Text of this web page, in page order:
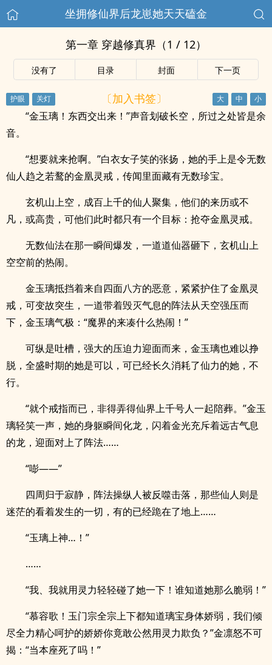
坐拥修仙界后龙崽她天天磕金
第一章 穿越修真界（1 / 12）
没有了 目录 封面 下一页
〔加入书签〕
“金玉璃！东西交出来！”声音划破长空，所过之处皆是余
音。
“想要就来抢啊。”白衣女子笑的张扬，她的手上是令无数
仙人趋之若鹜的金凰灵戒，传闻里面藏有无数珍宝。
玄机山上空，成百上千的仙人聚集，他们的来历或不
凡，或高贵，可他们此时都只有一个目标：抢夺金凰灵戒。
无数仙法在那一瞬间爆发，一道道仙器砸下，玄机山上
空空前的热闹。
金玉璃抵挡着来自四面八方的恶意，紧紧护住了金凰灵
戒，可变故突生，一道带着毁灭气息的阵法从天空强压而
下，金玉璃气极：“魔界的来凑什么热闹！”
可纵是吐槽，强大的压迫力迎面而来，金玉璃也难以挣
脱，全盛时期的她是可以，可已经长久消耗了仙力的她，不
行。
“就个戒指而已，非得弄得仙界上千号人一起陪葬。”金玉
璃轻笑一声，她的身躯瞬间化龙，闪着金光充斥着远古气息
的龙，迎面对上了阵法……
“嘭——”
四周归于寂静，阵法操纵人被反噬击落，那些仙人则是
迷茫的看着发生的一切，有的已经跪在了地上……
“玉璃上神…！”
……
“我、我就用灵力轻轻碰了她一下！谁知道她那么脆弱！”
“慕容歌！玉门宗全宗上下都知道璃宝身体娇弱，我们倾
尽全力精心呵护的娇娇你竟敢公然用灵力欺负？”金凛怒不可
揭：“当本座死了吗！”